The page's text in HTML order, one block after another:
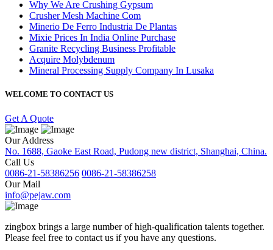
Why We Are Crushing Gypsum
Crusher Mesh Machine Com
Minerio De Ferro Industria De Plantas
Mixie Prices In India Online Purchase
Granite Recycling Business Profitable
Acquire Molybdenum
Mineral Processing Supply Company In Lusaka
WELCOME TO CONTACT US
Get A Quote
Our Address
No. 1688, Gaoke East Road, Pudong new district, Shanghai, China.
Call Us
0086-21-58386256 0086-21-58386258
Our Mail
info@pejaw.com
zingbox brings a large number of high-qualification talents together.
Please feel free to contact us if you have any questions.